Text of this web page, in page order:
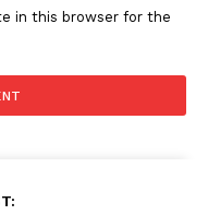
in this browser for the